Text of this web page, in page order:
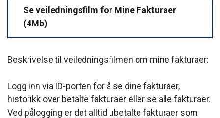
Se veiledningsfilm for Mine Fakturaer
(4Mb)
Beskrivelse til veiledningsfilmen om mine fakturaer:
Logg inn via ID-porten for å se dine fakturaer,
historikk over betalte fakturaer eller se alle fakturaer.
Ved pålogging er det alltid ubetalte fakturaer som